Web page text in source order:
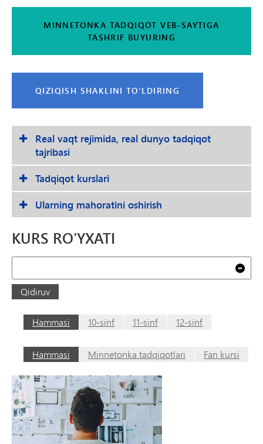
MINNETONKA TADQIQOT VEB-SAYTIGA
TASHRIF BUYURING
QIZIQISH SHAKLINI TO'LDIRING
Real vaqt rejimida, real dunyo tadqiqot
tajribasi
Tadqiqot kurslari
Ularning mahoratini oshirish
KURS RO'YXATI
Qidiruv
Hammasi 10-sinf 11-sinf 12-sinf
Hammasi Minnetonka tadqiqotlari Fan kursi